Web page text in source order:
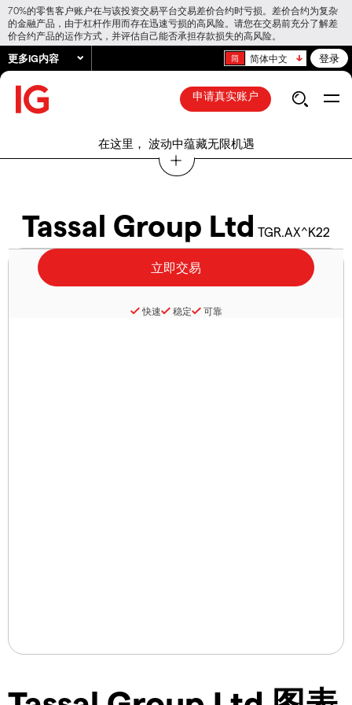
70%的零售客户账户在与该投资交易平台交易差价合约时亏损。差价合约为复杂
的金融产品，由于杠杆作用而存在迅速亏损的高风险。请您在交易前充分了解差
价合约产品的运作方式，并评估自己能否承担存款损失的高风险。
更多IG内容 简体中文 登录
申请真实账户
在这里， 波动中蕴藏无限机遇
Tassal Group Ltd TGR.AX^K22
快速 稳定 可靠